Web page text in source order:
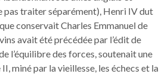
pas traiter séparément), Henri IV dut
conservait Charles Emmanuel de
avait été précédée par l’édit de
l’équilibre des forces, soutenait une
miné par la vieillesse, les échecs et la